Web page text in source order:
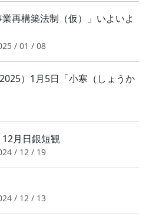
再構築法制（仮）」いよいよ
/ 01 / 08
）1月5日「小寒（しょうか
月日銀短観
/ 12 / 19
/ 12 / 13